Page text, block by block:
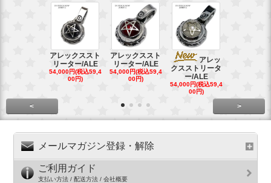
アレックススト
リーター/ALE
54,000円(税込59,4
00円)
アレックススト
リーター/ALE
54,000円(税込59,4
00円)
アレッ
クスストリータ
ー/ALE
54,000円(税込59,4
00円)
< >
メールマガジン登録・解除
ご利用ガイド
支払い方法 / 配送方法 / 会社概要